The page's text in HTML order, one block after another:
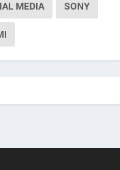
MEDIA SONY